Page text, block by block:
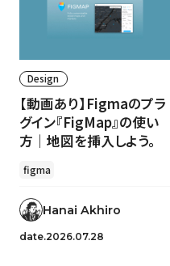
Design
【動画あり】Figmaのプラ
グイン『FigMap』の使い
方｜地図を挿入しよう。
figma
Hanai Akhiro
date.2026.07.28